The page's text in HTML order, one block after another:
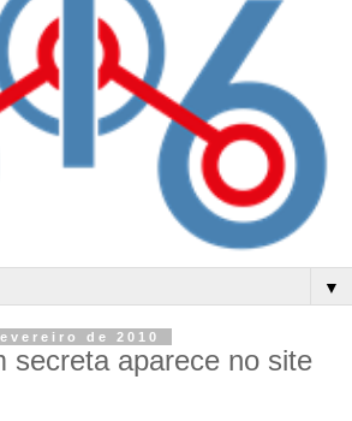
▼
de 2010
secreta aparece no site